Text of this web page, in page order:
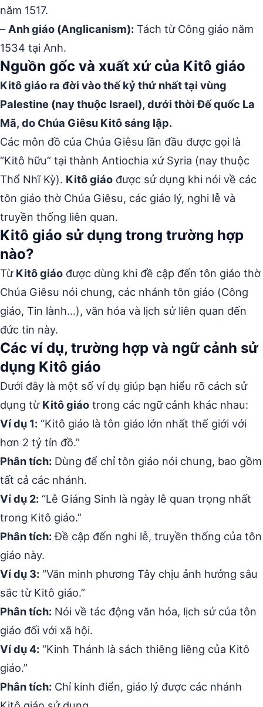
năm 1517.
– Anh giáo (Anglicanism): Tách từ Công giáo năm
1534 tại Anh.
Nguồn gốc và xuất xứ của Kitô giáo
Kitô giáo ra đời vào thế kỷ thứ nhất tại vùng
Palestine (nay thuộc Israel), dưới thời Đế quốc La
Mã, do Chúa Giêsu Kitô sáng lập.
Các môn đồ của Chúa Giêsu lần đầu được gọi là
“Kitô hữu” tại thành Antiochia xứ Syria (nay thuộc
Thổ Nhĩ Kỳ). Kitô giáo được sử dụng khi nói về các
tôn giáo thờ Chúa Giêsu, các giáo lý, nghi lễ và
truyền thống liên quan.
Kitô giáo sử dụng trong trường hợp
nào?
Từ Kitô giáo được dùng khi đề cập đến tôn giáo thờ
Chúa Giêsu nói chung, các nhánh tôn giáo (Công
giáo, Tin lành…), văn hóa và lịch sử liên quan đến
đức tin này.
Các ví dụ, trường hợp và ngữ cảnh sử
dụng Kitô giáo
Dưới đây là một số ví dụ giúp bạn hiểu rõ cách sử
dụng từ Kitô giáo trong các ngữ cảnh khác nhau:
Ví dụ 1: “Kitô giáo là tôn giáo lớn nhất thế giới với
hơn 2 tỷ tín đồ.”
Phân tích: Dùng để chỉ tôn giáo nói chung, bao gồm
tất cả các nhánh.
Ví dụ 2: “Lễ Giáng Sinh là ngày lễ quan trọng nhất
trong Kitô giáo.”
Phân tích:Đề cập đến nghi lễ, truyền thống của tôn
giáo này.
Ví dụ 3: “Văn minh phương Tây chịu ảnh hưởng sâu
sắc từ Kitô giáo.”
Phân tích: Nói về tác động văn hóa, lịch sử của tôn
giáo đối với xã hội.
Ví dụ 4: “Kinh Thánh là sách thiêng liêng của Kitô
giáo.”
Phân tích: Chỉ kinh điển, giáo lý được các nhánh